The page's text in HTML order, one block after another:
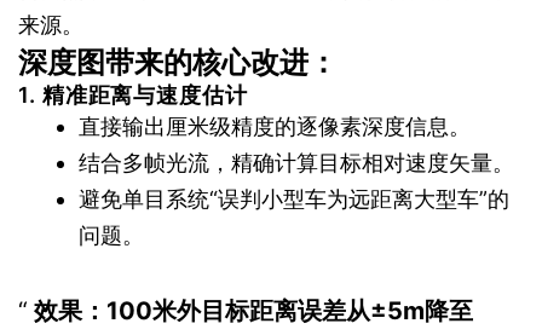
来源。
深度图带来的核心改进：
1. 精准距离与速度估计
直接输出厘米级精度的逐像素深度信息。
结合多帧光流，精确计算目标相对速度矢量。
避免单目系统“误判小型车为远距离大型车”的
问题。
效果：100米外目标距离误差从±5m降至